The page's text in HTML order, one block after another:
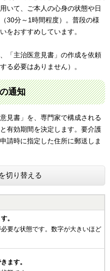
いて、ご本人の心身の状態や日
30分～1時間程度）。普段の様
をおすすめしています。
「主治医意見書」の作成を依頼
る必要はありません）。
通知
見書」を、専門家で構成される
有効期間を決定します。要介護
請時に指定した住所に郵送しま
切り替える
。
要な状態です。数字が大きいほど
ます。